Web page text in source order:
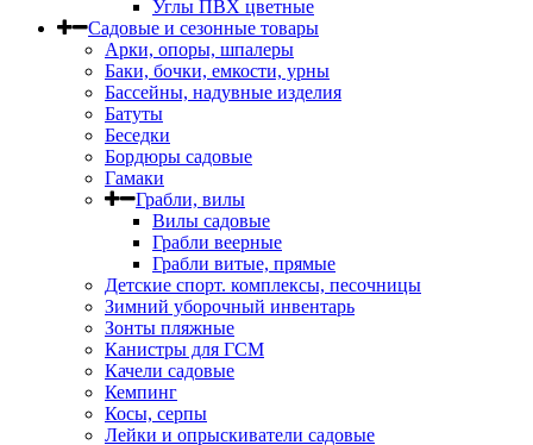
Углы ПВХ цветные
Садовые и сезонные товары
Арки, опоры, шпалеры
Баки, бочки, емкости, урны
Бассейны, надувные изделия
Батуты
Беседки
Бордюры садовые
Гамаки
Грабли, вилы
Вилы садовые
Грабли веерные
Грабли витые, прямые
Детские спорт. комплексы, песочницы
Зимний уборочный инвентарь
Зонты пляжные
Канистры для ГСМ
Качели садовые
Кемпинг
Косы, серпы
Лейки и опрыскиватели садовые